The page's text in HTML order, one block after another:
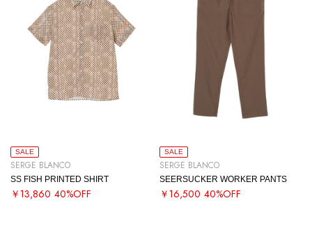
SALE
SERGE BLANCO
SS FISH PRINTED SHIRT
￥13,860 40%OFF
SALE
SERGE BLANCO
SEERSUCKER WORKER PANTS
￥16,500 40%OFF